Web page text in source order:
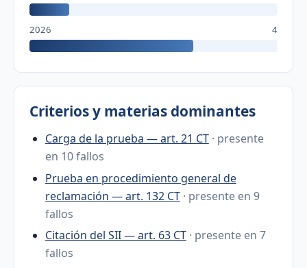
2026 4
Criterios y materias dominantes
Carga de la prueba — art. 21 CT · presente
en 10 fallos
Prueba en procedimiento general de
reclamación — art. 132 CT · presente en 9
fallos
Citación del SII — art. 63 CT · presente en 7
fallos